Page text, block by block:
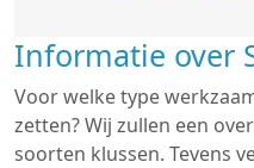
Informatie over
Voor welke type
zetten? Wij zullen een
soorten klussen. Tevens